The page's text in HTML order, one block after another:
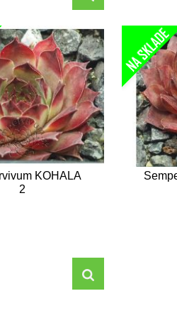
KOHALA
2